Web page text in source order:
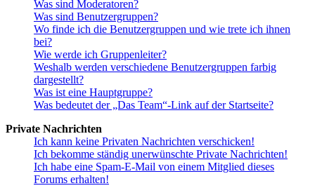
Was sind Moderatoren?
Was sind Benutzergruppen?
Wo finde ich die Benutzergruppen und wie trete ich ihnen
bei?
Wie werde ich Gruppenleiter?
Weshalb werden verschiedene Benutzergruppen farbig
dargestellt?
Was ist eine Hauptgruppe?
Was bedeutet der „Das Team“-Link auf der Startseite?
Private Nachrichten
Ich kann keine Privaten Nachrichten verschicken!
Ich bekomme ständig unerwünschte Private Nachrichten!
Ich habe eine Spam-E-Mail von einem Mitglied dieses
Forums erhalten!